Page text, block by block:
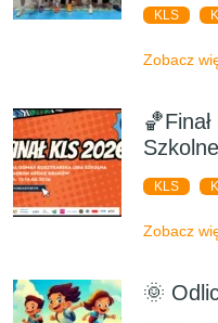
KLS
Zobacz
KLS
Zobacz
🌞